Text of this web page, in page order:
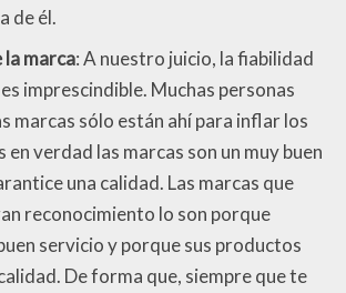
de él.
la marca: A nuestro juicio, la fiabilidad
imprescindible. Muchas personas
marcas sólo están ahí para inflar los
en verdad las marcas son un muy buen
una calidad. Las marcas que
reconocimiento lo son porque
servicio y porque sus productos
De forma que, siempre que te